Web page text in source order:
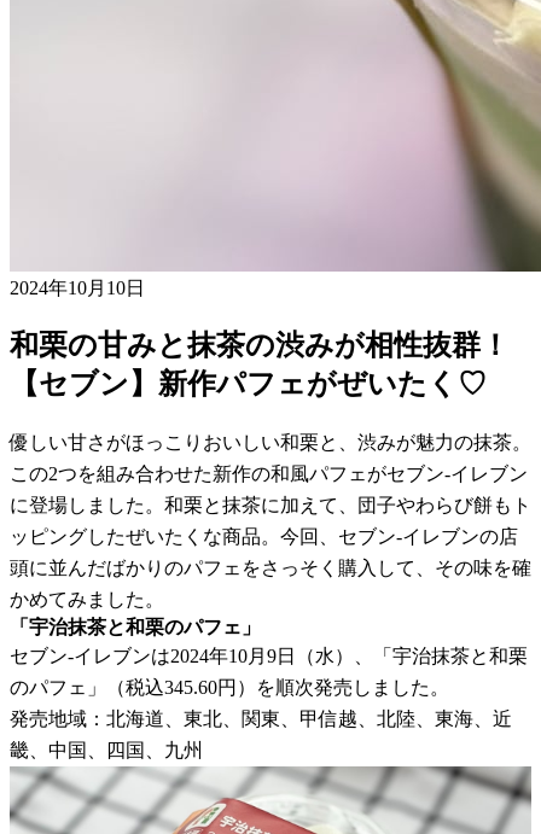
2024年10月10日
和栗の甘みと抹茶の渋みが相性抜群！
【セブン】新作パフェがぜいたく♡
優しい甘さがほっこりおいしい和栗と、渋みが魅力の抹茶。
この2つを組み合わせた新作の和風パフェがセブン-イレブン
に登場しました。和栗と抹茶に加えて、団子やわらび餅もト
ッピングしたぜいたくな商品。今回、セブン-イレブンの店
頭に並んだばかりのパフェをさっそく購入して、その味を確
かめてみました。
「宇治抹茶と和栗のパフェ」
セブン-イレブンは2024年10月9日（水）、「宇治抹茶と和栗
のパフェ」（税込345.60円）を順次発売しました。
発売地域：北海道、東北、関東、甲信越、北陸、東海、近
畿、中国、四国、九州